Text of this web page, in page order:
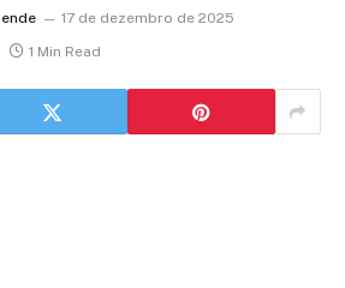
17 de dezembro de 2025
1 Min Read